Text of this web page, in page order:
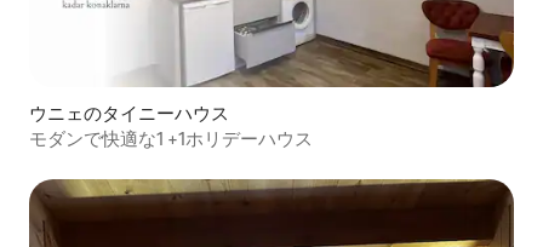
ウニェのタイニーハウス
モダンで快適な1 +1ホリデーハウス